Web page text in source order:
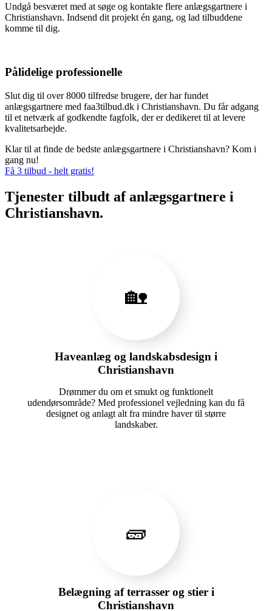
Undgå besværet med at søge og kontakte flere anlægsgartnere i
Christianshavn. Indsend dit projekt én gang, og lad tilbuddene
komme til dig.
Pålidelige professionelle
Slut dig til over 8000 tilfredse brugere, der har fundet
anlægsgartnere med faa3tilbud.dk i Christianshavn. Du får adgang
til et netværk af godkendte fagfolk, der er dedikeret til at levere
kvalitetsarbejde.
Klar til at finde de bedste anlægsgartnere i Christianshavn? Kom i
gang nu!
Få 3 tilbud - helt gratis!
Tjenester tilbudt af anlægsgartnere i
Christianshavn.
🏡
Haveanlæg og landskabsdesign i
Christianshavn
Drømmer du om et smukt og funktionelt
udendørsområde? Med professionel vejledning kan du få
designet og anlagt alt fra mindre haver til større
landskaber.
🧱
Belægning af terrasser og stier i
Christianshavn